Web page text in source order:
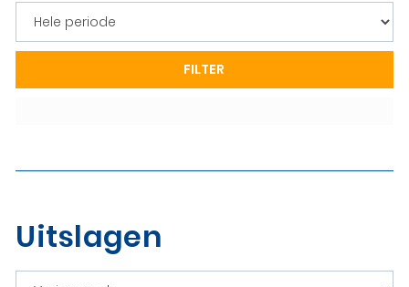
Uitslagen